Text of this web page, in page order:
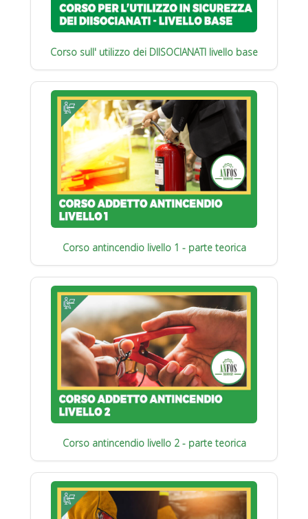
Corso sull' utilizzo dei DIISOCIANATI livello base
Corso antincendio livello 1 - parte teorica
Corso antincendio livello 2 - parte teorica